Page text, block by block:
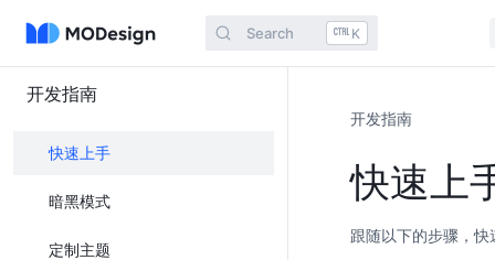
Search K
开发指南
快速上手
暗黑模式
定制主题
开发指南
快速上
跟随以下的步骤，